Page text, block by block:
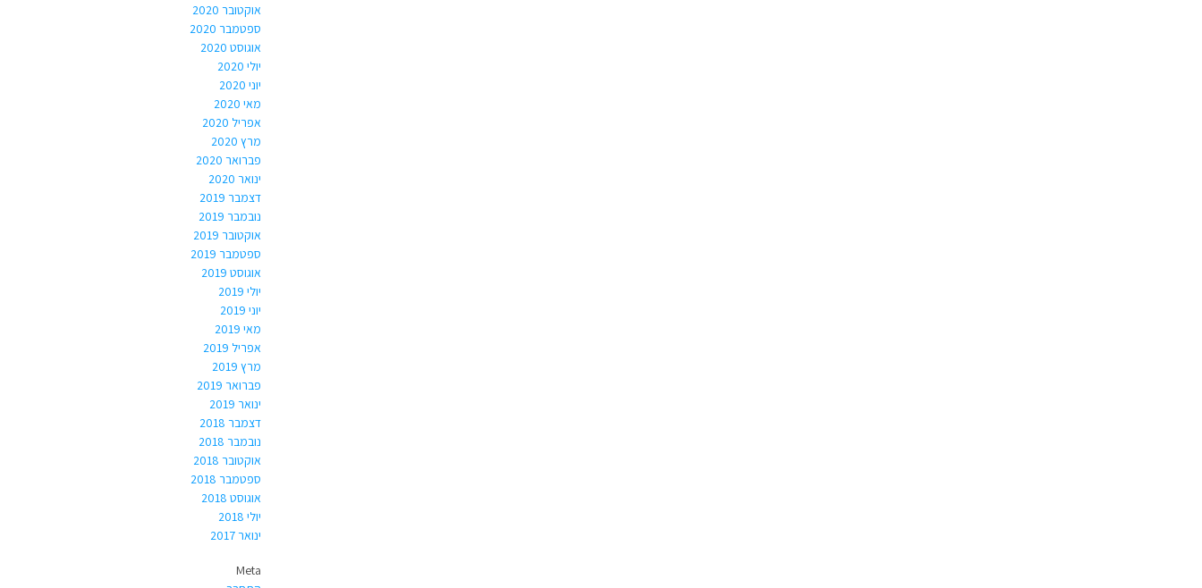
אוקטובר 2020
ספטמבר 2020
אוגוסט 2020
יולי 2020
יוני 2020
מאי 2020
אפריל 2020
מרץ 2020
פברואר 2020
ינואר 2020
דצמבר 2019
נובמבר 2019
אוקטובר 2019
ספטמבר 2019
אוגוסט 2019
יולי 2019
יוני 2019
מאי 2019
אפריל 2019
מרץ 2019
פברואר 2019
ינואר 2019
דצמבר 2018
נובמבר 2018
אוקטובר 2018
ספטמבר 2018
אוגוסט 2018
יולי 2018
ינואר 2017
Meta